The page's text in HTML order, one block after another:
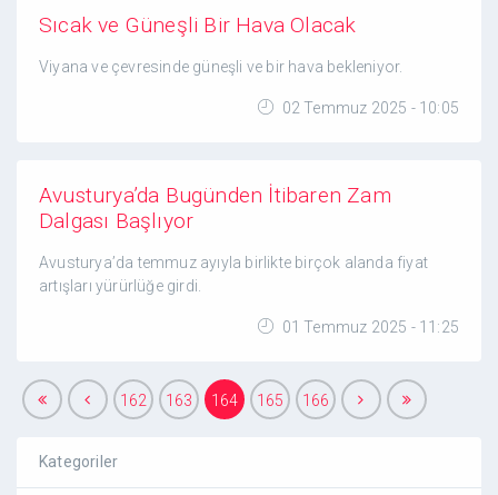
Sıcak ve Güneşli Bir Hava Olacak
Viyana ve çevresinde güneşli ve bir hava bekleniyor.
02 Temmuz 2025 - 10:05
Avusturya’da Bugünden İtibaren Zam
Dalgası Başlıyor
Avusturya’da temmuz ayıyla birlikte birçok alanda fiyat
artışları yürürlüğe girdi.
01 Temmuz 2025 - 11:25
162 163 164 165 166
Kategoriler